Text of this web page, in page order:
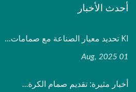
أحدث الأخبار
KI تحديد معيار الصناعة مع صمامات...
01 Aug, 2025
أخبار مثيرة: تقديم صمام الكرة...